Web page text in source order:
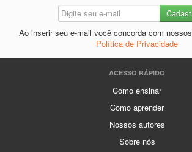
Ao inserir seu e-mail você concorda com nossos
Política de Privacidade
ACESSO RÁPIDO
Como ensinar
Como aprender
Nossos autores
Sobre nós